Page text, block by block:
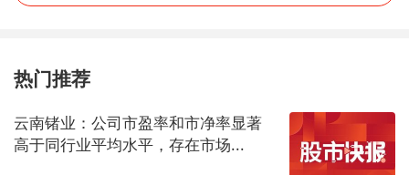
热门推荐
云南锗业：公司市盈率和市净率显著
高于同行业平均水平，存在市场...